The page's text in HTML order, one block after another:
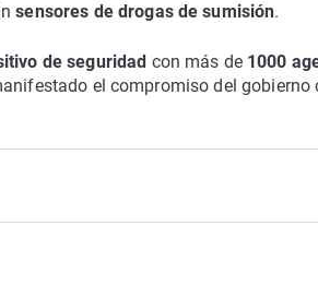
sensores de drogas de sumisión.
de seguridad con más de 1000
el compromiso del gobierno